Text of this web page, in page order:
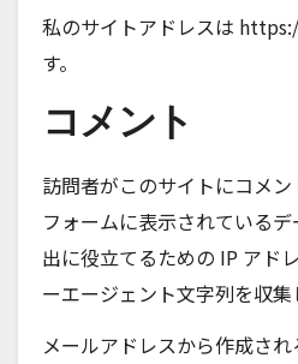
私のサイトアドレスは
す。
コメント
訪問者がこのサイトにコメ
フォームに表示されている
出に役立てるための IP アド
ーエージェント文字列を収集
メールアドレスから作成さ